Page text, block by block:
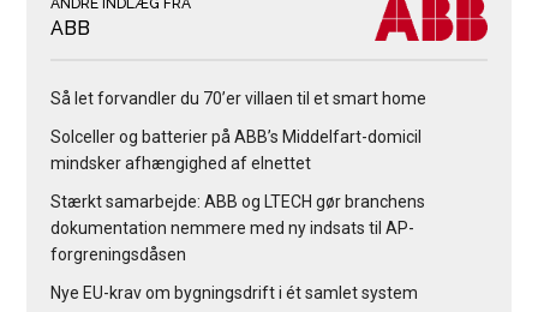
ANDRE INDLÆG FRA
ABB
Så let forvandler du 70’er villaen til et smart home
Solceller og batterier på ABB’s Middelfart-domicil
mindsker afhængighed af elnettet
Stærkt samarbejde: ABB og LTECH gør branchens
dokumentation nemmere med ny indsats til AP-
forgreningsdåsen
Nye EU-krav om bygningsdrift i ét samlet system